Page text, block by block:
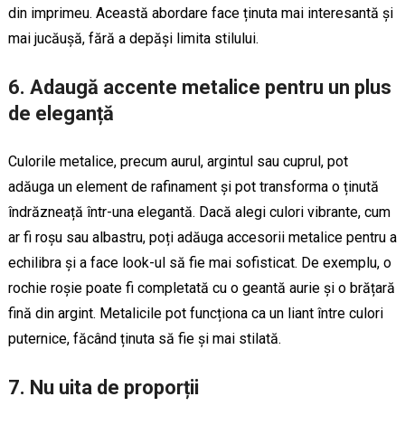
din imprimeu. Această abordare face ținuta mai interesantă și
mai jucăușă, fără a depăși limita stilului.
6. Adaugă accente metalice pentru un plus
de eleganță
Culorile metalice, precum aurul, argintul sau cuprul, pot
adăuga un element de rafinament și pot transforma o ținută
îndrăzneață într-una elegantă. Dacă alegi culori vibrante, cum
ar fi roșu sau albastru, poți adăuga accesorii metalice pentru a
echilibra și a face look-ul să fie mai sofisticat. De exemplu, o
rochie roșie poate fi completată cu o geantă aurie și o brățară
fină din argint. Metalicile pot funcționa ca un liant între culori
puternice, făcând ținuta să fie și mai stilată.
7. Nu uita de proporții